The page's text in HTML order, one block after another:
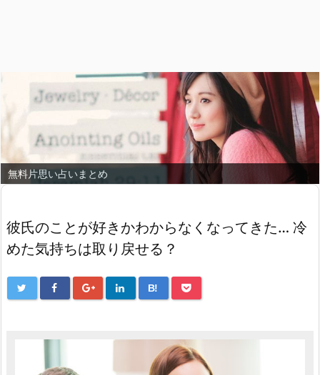
無料恋愛占いまとめ
彼氏のことが好きかわからなくなってきた… 冷
めた気持ちは取り戻せる？
B!